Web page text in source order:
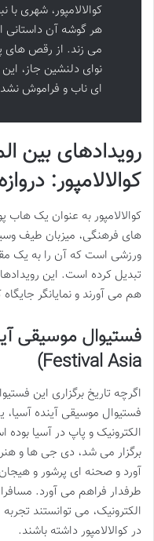
کوالالامپور، شهری
هر گوشه آن داستانی
می زند. از رقص های
نوای دلنشین جاز،
ای ناب و فراموش
رویدادهای بین
کوالالامپور:
کوالالامپور به عنوان یک هاب
های فرهنگی، میزبان طیف
ورزشی است که آن را به یک
تبدیل کرده است. این
هم می آورند و نمایانگر
Festival Asia)
اگرچه تاریخ برگزاری این
فستیوال موسیقی آینده آسیا،
الکترونیک و پاپ در آسیا
برگزار می شد، دی جی ها و
آورد و صحنه ای پرشور و
طرفدار فراهم می آورد.
الکترونیک، می توانستند
در کوالالامپور داشته باشند.